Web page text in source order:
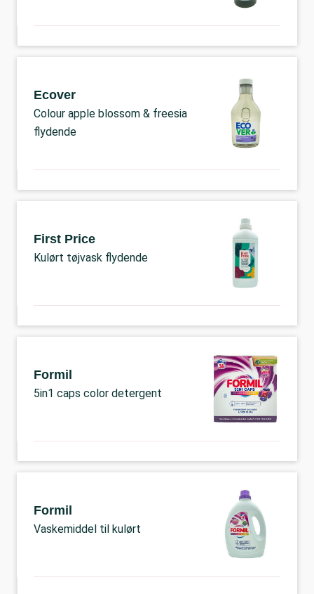
Ecover
Colour apple blossom & freesia
flydende
First Price
Kulørt tøjvask flydende
Formil
5in1 caps color detergent
Formil
Vaskemiddel til kulørt